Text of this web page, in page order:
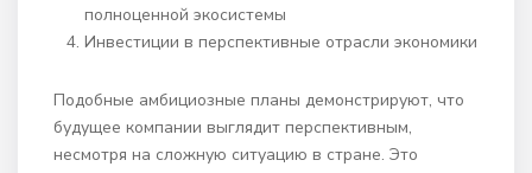
полноценной экосистемы
Инвестиции в перспективные отрасли экономики
Подобные амбициозные планы демонстрируют, что
будущее компании выглядит перспективным,
несмотря на сложную ситуацию в стране. Это